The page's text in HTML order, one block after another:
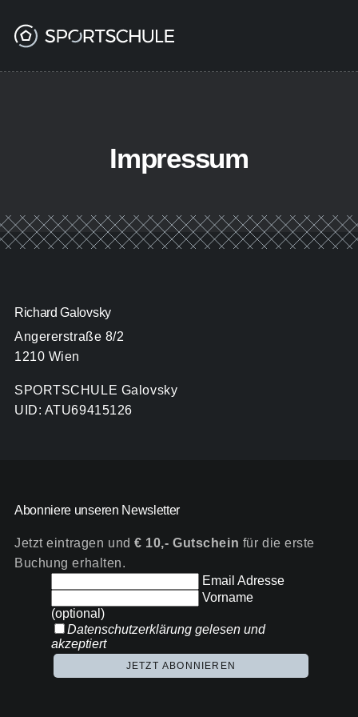
Impressum
Richard Galovsky
Angererstraße 8/2
1210 Wien
SPORTSCHULE Galovsky
UID: ATU69415126
Abonniere unseren Newsletter
Jetzt eintragen und€ 10,- Gutschein für die erste
Buchung erhalten.
Email Adresse
Vorname
(optional)
Datenschutzerklärung gelesen und
akzeptiert
JETZT ABONNIEREN